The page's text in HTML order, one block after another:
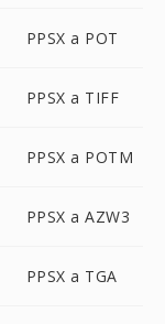
PPSX a POT
PPSX a TIFF
PPSX a POTM
PPSX a AZW3
PPSX a TGA